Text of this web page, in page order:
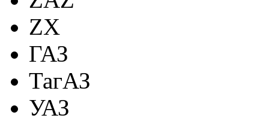
ZX
ГАЗ
ТагАЗ
УАЗ